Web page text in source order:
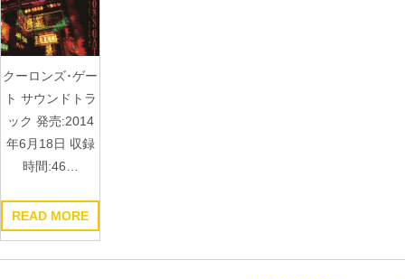
クーロンズ･ゲー
ト サウンドトラ
ック 発売:2014
年6月18日 収録
時間:46…
READ MORE